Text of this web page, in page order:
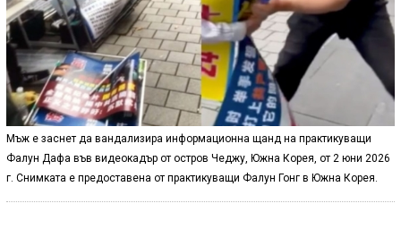
Мъж е заснет да вандализира информационна щанд на практикуващи
Фалун Дафа във видеокадър от остров Чеджу, Южна Корея, от 2 юни 2026
г. Снимката е предоставена от практикуващи Фалун Гонг в Южна Корея.